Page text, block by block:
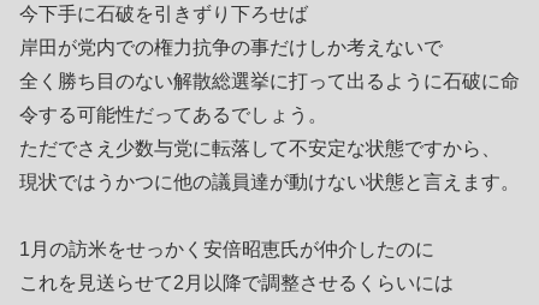
今下手に石破を引きずり下ろせば
岸田が党内での権力抗争の事だけしか考えないで
全く勝ち目のない解散総選挙に打って出るように石破に命
令する可能性だってあるでしょう。
ただでさえ少数与党に転落して不安定な状態ですから、
現状ではうかつに他の議員達が動けない状態と言えます。
1月の訪米をせっかく安倍昭恵氏が仲介したのに
これを見送らせて2月以降で調整させるくらいには